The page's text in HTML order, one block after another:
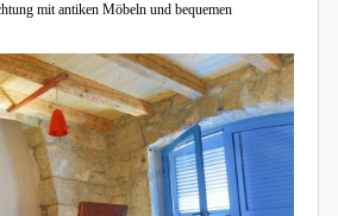
mit antiken Möbeln und bequemen